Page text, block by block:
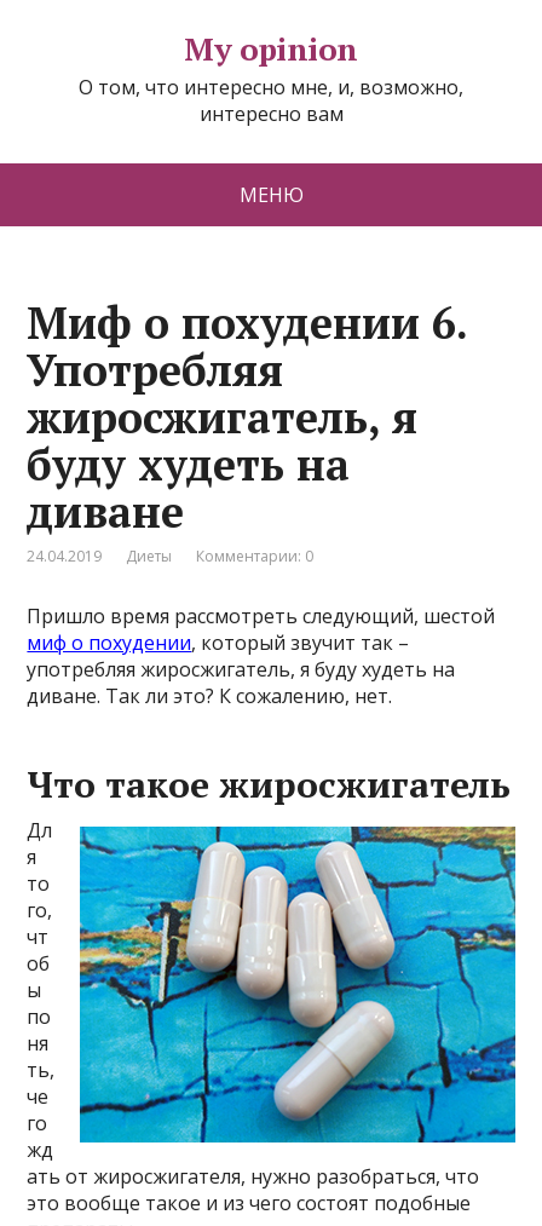
My opinion
О том, что интересно мне, и, возможно,
интересно вам
МЕНЮ
Миф о похудении 6.
Употребляя
жиросжигатель, я
буду худеть на
диване
24.04.2019 Диеты Комментарии: 0
Пришло время рассмотреть следующий, шестой
миф о похудении, который звучит так –
употребляя жиросжигатель, я буду худеть на
диване. Так ли это? К сожалению, нет.
Что такое жиросжигатель
Дл
я
то
го,
чт
об
ы
по
ня
ть,
че
го
жд
ать от жиросжигателя, нужно разобраться, что
это вообще такое и из чего состоят подобные